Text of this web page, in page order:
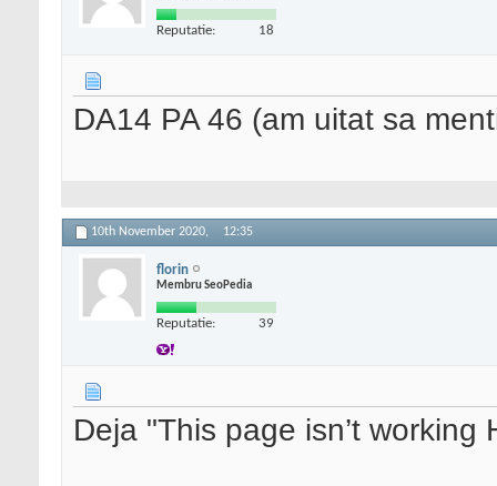
Reputatie: 18
DA14 PA 46 (am uitat sa
10th November 2020, 12:35
florin
Membru SeoPedia
Reputatie: 39
Deja "This page isn’t working